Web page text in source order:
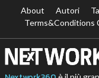
About Autori
Terms&Conditions